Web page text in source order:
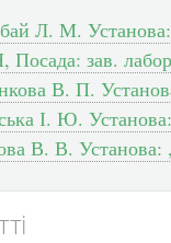
Л. М.
зав.
В. П.
І. Ю.
В. В. Установа: